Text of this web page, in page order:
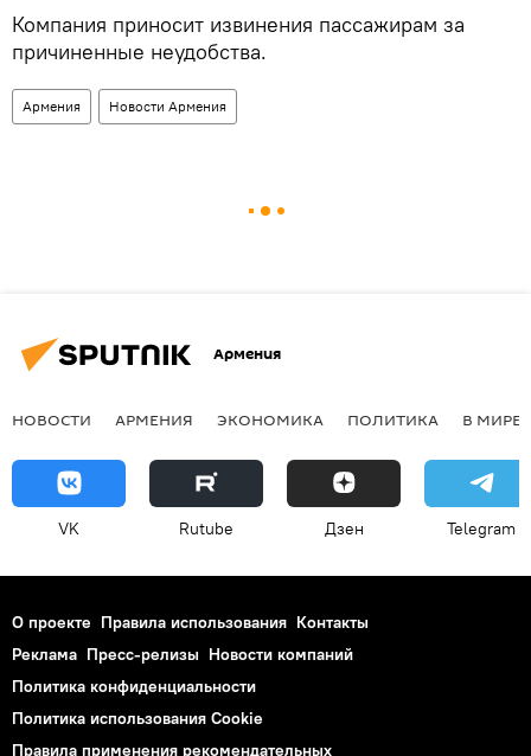
Компания приносит извинения пассажирам за
причиненные неудобства.
Армения Новости Армения
Армения
НОВОСТИ АРМЕНИЯ ЭКОНОМИКА ПОЛИТИКА В МИРЕ
VK Rutube Дзен Telegram
О проекте Правила использования Контакты
Реклама Пресс-релизы Новости компаний
Политика конфиденциальности
Политика использования Cookie
Правила применения рекомендательных